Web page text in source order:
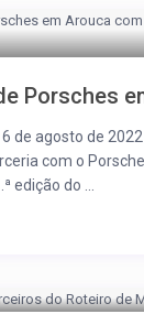
Porsches
de agosto de
com o
edição do ...